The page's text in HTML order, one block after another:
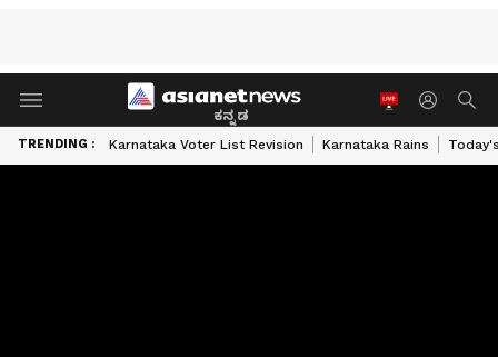
ಕನ್ನಡ
TRENDING : Karnataka Voter List Revision Karnataka Rains